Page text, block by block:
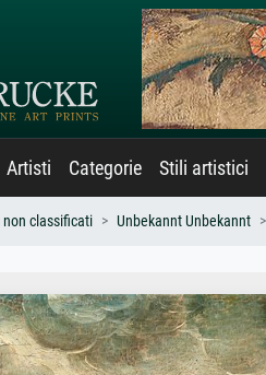
Artisti Categorie Stili artistici
classificati Unbekannt Unbekannt